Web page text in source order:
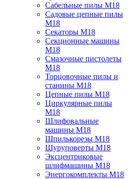
Сабельные пилы M18
Садовые цепные пилы
M18
Секаторы M18
Секционные машины
M18
Смазочные пистолеты
M18
Торцовочные пилы и
станины M18
Цепные пилы M18
Циркулярные пилы
M18
Шлифовальные
машины M18
Шпилькорезы M18
Шуруповерты M18
Эксцентриковые
шлифмашины M18
Энергокомплекты M18